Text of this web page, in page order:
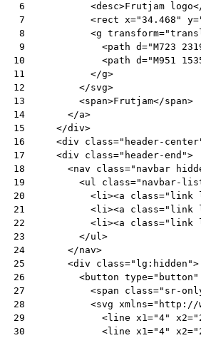
6
7
8
9
10
11
12
13
14
15
16
17
18
19
20
21
22
23
24
25
26
27
28
29
30
<desc>Frutjam logo
<rect x="34.468" y=
<g transform=
<path d="M723
<path d="M951
</g>
</svg>
<span>Frutjam</span>
</a>
</div>
<div class="header-
<div class="header-end">
<nav class="navbar
<ul class="navbar-
<li ><a class="link
<li ><a class="link
<li ><a class="link
</ul >
</nav>
<div class="lg:hidden">
<button type="button"
<span class="sr-
<svg xmlns="http://
<line x1 ="4" x2=
<line x1 ="4" x2=